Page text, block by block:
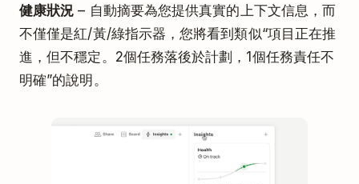
健康狀況 – 自動摘要為您提供真實的上下文信息，而
不僅僅是紅/黃/綠指示器，您將看到類似“項目正在推
進，但不穩定。2個任務落後於計劃，1個任務責任不
明確”的說明。